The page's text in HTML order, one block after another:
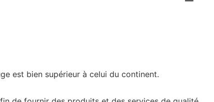
est bien supérieur à celui du continent.